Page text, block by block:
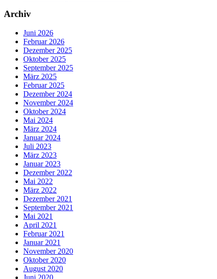
Archiv
Juni 2026
Februar 2026
Dezember 2025
Oktober 2025
September 2025
März 2025
Februar 2025
Dezember 2024
November 2024
Oktober 2024
Mai 2024
März 2024
Januar 2024
Juli 2023
März 2023
Januar 2023
Dezember 2022
Mai 2022
März 2022
Dezember 2021
September 2021
Mai 2021
April 2021
Februar 2021
Januar 2021
November 2020
Oktober 2020
August 2020
Juni 2020